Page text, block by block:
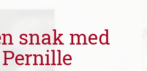
snak med
Pernille